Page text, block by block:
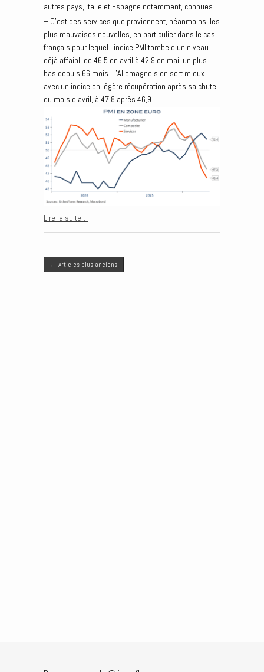
autres pays, Italie et Espagne notamment, connues.
– C’est des services que proviennent, néanmoins, les
plus mauvaises nouvelles, en particulier dans le cas
français pour lequel l’indice PMI tombe d’un niveau
déjà affaibli de 46,5 en avril à 42,9 en mai, un plus
bas depuis 66 mois. L’Allemagne s’en sort mieux
avec un indice en légère récupération après sa chute
du mois d’avril, à 47,8 après 46,9.
Lire la suite…
Post navigation
← Articles plus anciens